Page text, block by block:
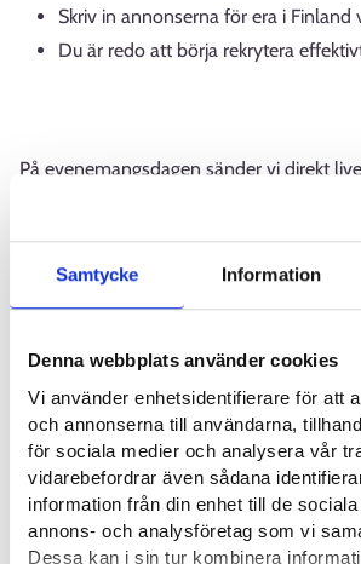
Samtycke Information
Denna webbplats använder cookies
Vi använder enhetsidentifierare för att
och annonserna till användarna,
för sociala medier och analysera vår
vidarebefordrar även sådana
information från din enhet till de
annons- och analysföretag som vi
Dessa kan i sin tur kombinera
Skriv in annonserna för era i Finland
Du är redo att börja rekrytera
På evenemangsdagen sänder vi direkt
fram det bästa från Finland. Ditt företag
en marknadsföringsvideo för publicering
(European Employment Services) -
Evenemangssidan och anmälan:Finland
European Job Days